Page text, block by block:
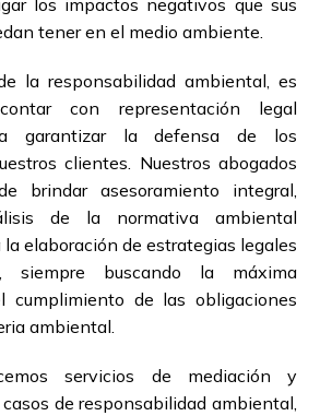
los impactos negativos que sus
tener en el medio ambiente.
la responsabilidad ambiental, es
con representación legal
garantizar la defensa de los
clientes. Nuestros abogados
brindar asesoramiento integral,
de la normativa ambiental
elaboración de estrategias legales
siempre buscando la máxima
cumplimiento de las obligaciones
ambiental.
servicios de mediación y
de responsabilidad ambiental,